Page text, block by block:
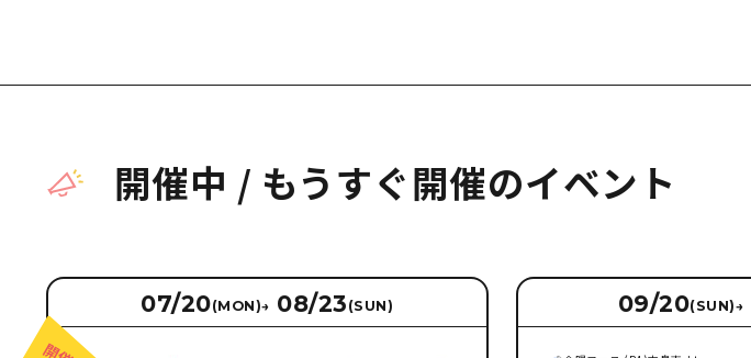
開催中 / もうすぐ開催のイベント
07/20(MON)→ 08/23 (SUN) 09/20(SUN)→